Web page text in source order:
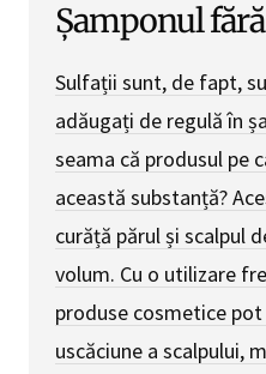
Șamponul
Sulfații sunt, de fapt,
adăugați de regulă în
seama că produsul pe
această substanță?
curăță părul și scalpul
volum. Cu o utilizare
produse cosmetice
uscăciune a scalpului,